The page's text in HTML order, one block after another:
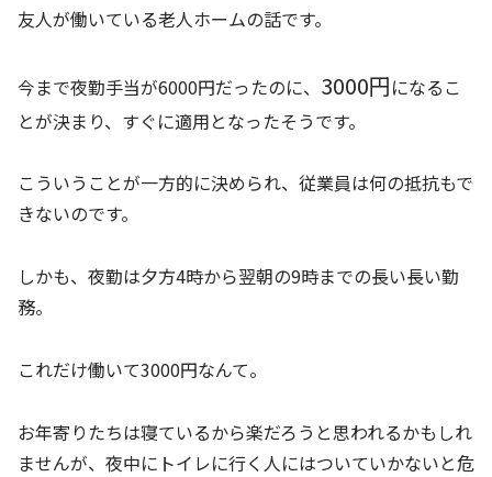
友人が働いている老人ホームの話です。
今まで夜勤手当が6000円だったのに、 3000円になるこ
とが決まり、すぐに適用となったそうです。
こういうことが一方的に決められ、従業員は何の抵抗もで
きないのです。
しかも、夜勤は夕方4時から翌朝の9時までの長い長い勤
務。
これだけ働いて3000円なんて。
お年寄りたちは寝ているから楽だろうと思われるかもしれ
ませんが、夜中にトイレに行く人にはついていかないと危